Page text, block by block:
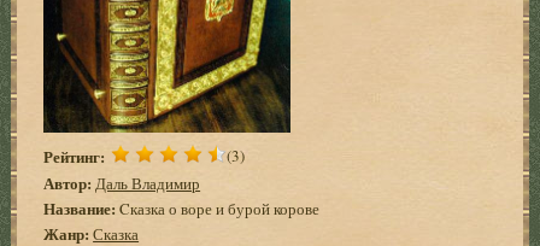
Рейтинг: (3)
Автор: Даль Владимир
Название: Cказка о воре и бурой корове
Жанр: Сказка